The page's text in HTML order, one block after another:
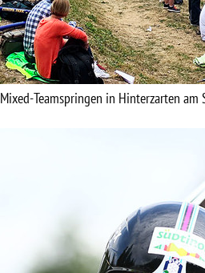
Mixed-Teamspringen in Hinterzarten am